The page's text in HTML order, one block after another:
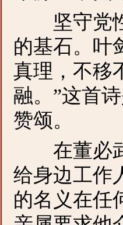
坚守党性
的基石。叶
真理，不移
融。”这首
赞颂。
在董必武
给身边工作
的名义在任